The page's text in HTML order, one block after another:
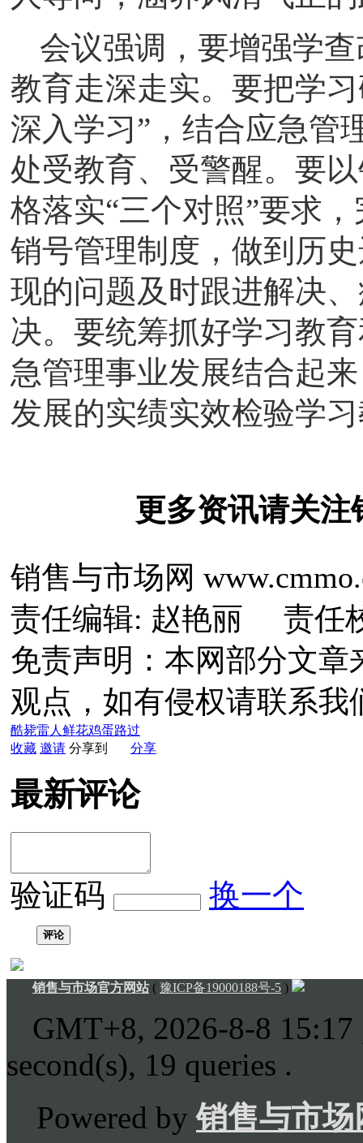
会议强调，要增强学
教育走深走实。要把学
深入学习”，结合应急管
处受教育、受警醒。要
格落实“三个对照”要求
销号管理制度，做到历
现的问题及时跟进解决
决。要统筹抓好学习教
急管理事业发展结合起
发展的实绩实效检验学
更多资讯请关注
销售与市场网
责任编辑: 赵艳丽 责任
免责声明：本网部分文
观点，如有侵权请联系我
酷毙雷人 鲜花鸡蛋路过
收藏 邀请 分享到 分享
最新评论
验证码 换一个
评论
销售与市场官方网站( 豫ICP备19000188号-5 )
GMT+8, 2026-8-8 15:17
second(s), 19 queries .
Powered by销售与市场